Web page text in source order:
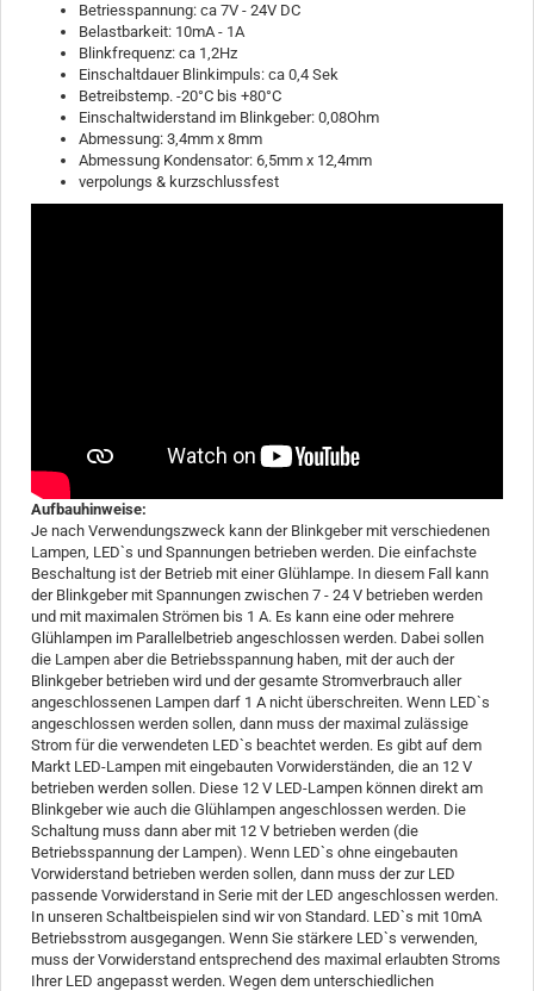
Betriesspannung: ca 7V - 24V DC
Belastbarkeit: 10mA - 1A
Blinkfrequenz: ca 1,2Hz
Einschaltdauer Blinkimpuls: ca 0,4 Sek
Betreibstemp. -20°C bis +80°C
Einschaltwiderstand im Blinkgeber: 0,08Ohm
Abmessung: 3,4mm x 8mm
Abmessung Kondensator: 6,5mm x 12,4mm
verpolungs & kurzschlussfest
Aufbauhinweise:
Je nach Verwendungszweck kann der Blinkgeber mit verschiedenen
Lampen, LED`s und Spannungen betrieben werden. Die einfachste
Beschaltung ist der Betrieb mit einer Glühlampe. In diesem Fall kann
der Blinkgeber mit Spannungen zwischen 7 - 24 V betrieben werden
und mit maximalen Strömen bis 1 A. Es kann eine oder mehrere
Glühlampen im Parallelbetrieb angeschlossen werden. Dabei sollen
die Lampen aber die Betriebsspannung haben, mit der auch der
Blinkgeber betrieben wird und der gesamte Stromverbrauch aller
angeschlossenen Lampen darf 1 A nicht überschreiten. Wenn LED`s
angeschlossen werden sollen, dann muss der maximal zulässige
Strom für die verwendeten LED`s beachtet werden. Es gibt auf dem
Markt LED-Lampen mit eingebauten Vorwiderständen, die an 12 V
betrieben werden sollen. Diese 12 V LED-Lampen können direkt am
Blinkgeber wie auch die Glühlampen angeschlossen werden. Die
Schaltung muss dann aber mit 12 V betrieben werden (die
Betriebsspannung der Lampen). Wenn LED`s ohne eingebauten
Vorwiderstand betrieben werden sollen, dann muss der zur LED
passende Vorwiderstand in Serie mit der LED angeschlossen werden.
In unseren Schaltbeispielen sind wir von Standard. LED`s mit 10mA
Betriebsstrom ausgegangen. Wenn Sie stärkere LED`s verwenden,
muss der Vorwiderstand entsprechend des maximal erlaubten Stroms
Ihrer LED angepasst werden. Wegen dem unterschiedlichen